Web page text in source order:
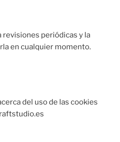
revisiones periódicas y la
en cualquier momento.
del uso de las cookies